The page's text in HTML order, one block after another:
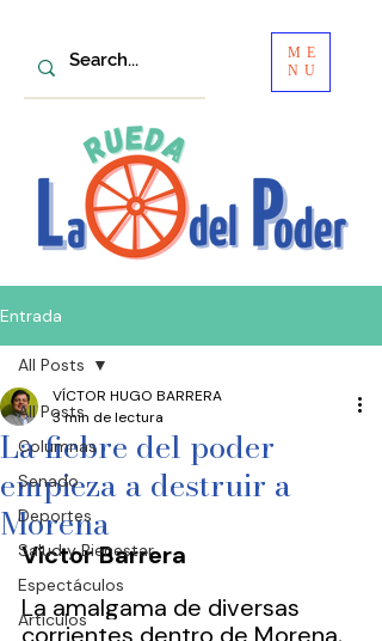
ME
NU
Entrada
All Posts
Columnas
Senado
Deportes
Salud y Bienestar
Espectáculos
Artículos
All Posts
La fiebre del poder
empieza a destruir a
Morena
VÍCTOR HUGO BARRERA
3 min de lectura
Víctor Barrera
La amalgama de diversas